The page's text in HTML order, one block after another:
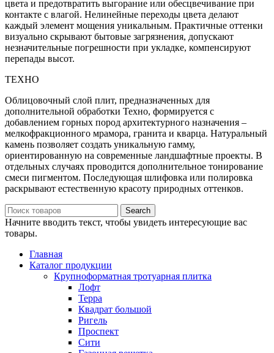
цвета и предотвратить выгорание или обесцвечивание при
контакте с влагой. Нелинейные переходы цвета делают
каждый элемент мощения уникальным. Практичные оттенки
визуально скрывают бытовые загрязнения, допускают
незначительные погрешности при укладке, компенсируют
перепады высот.
ТЕХНО
Облицовочный слой плит, предназначенных для
дополнительной обработки Техно, формируется с
добавлением горных пород архитектурного назначения –
мелкофракционного мрамора, гранита и кварца. Натуральный
камень позволяет создать уникальную гамму,
ориентированную на современные ландшафтные проекты. В
отдельных случаях проводится дополнительное тонирование
смеси пигментом. Последующая шлифовка или полировка
раскрывают естественную красоту природных оттенков.
Search
Начните вводить текст, чтобы увидеть интересующие вас
товары.
Главная
Каталог продукции
Крупноформатная тротуарная плитка
Лофт
Терра
Квадрат большой
Ригель
Проспект
Сити